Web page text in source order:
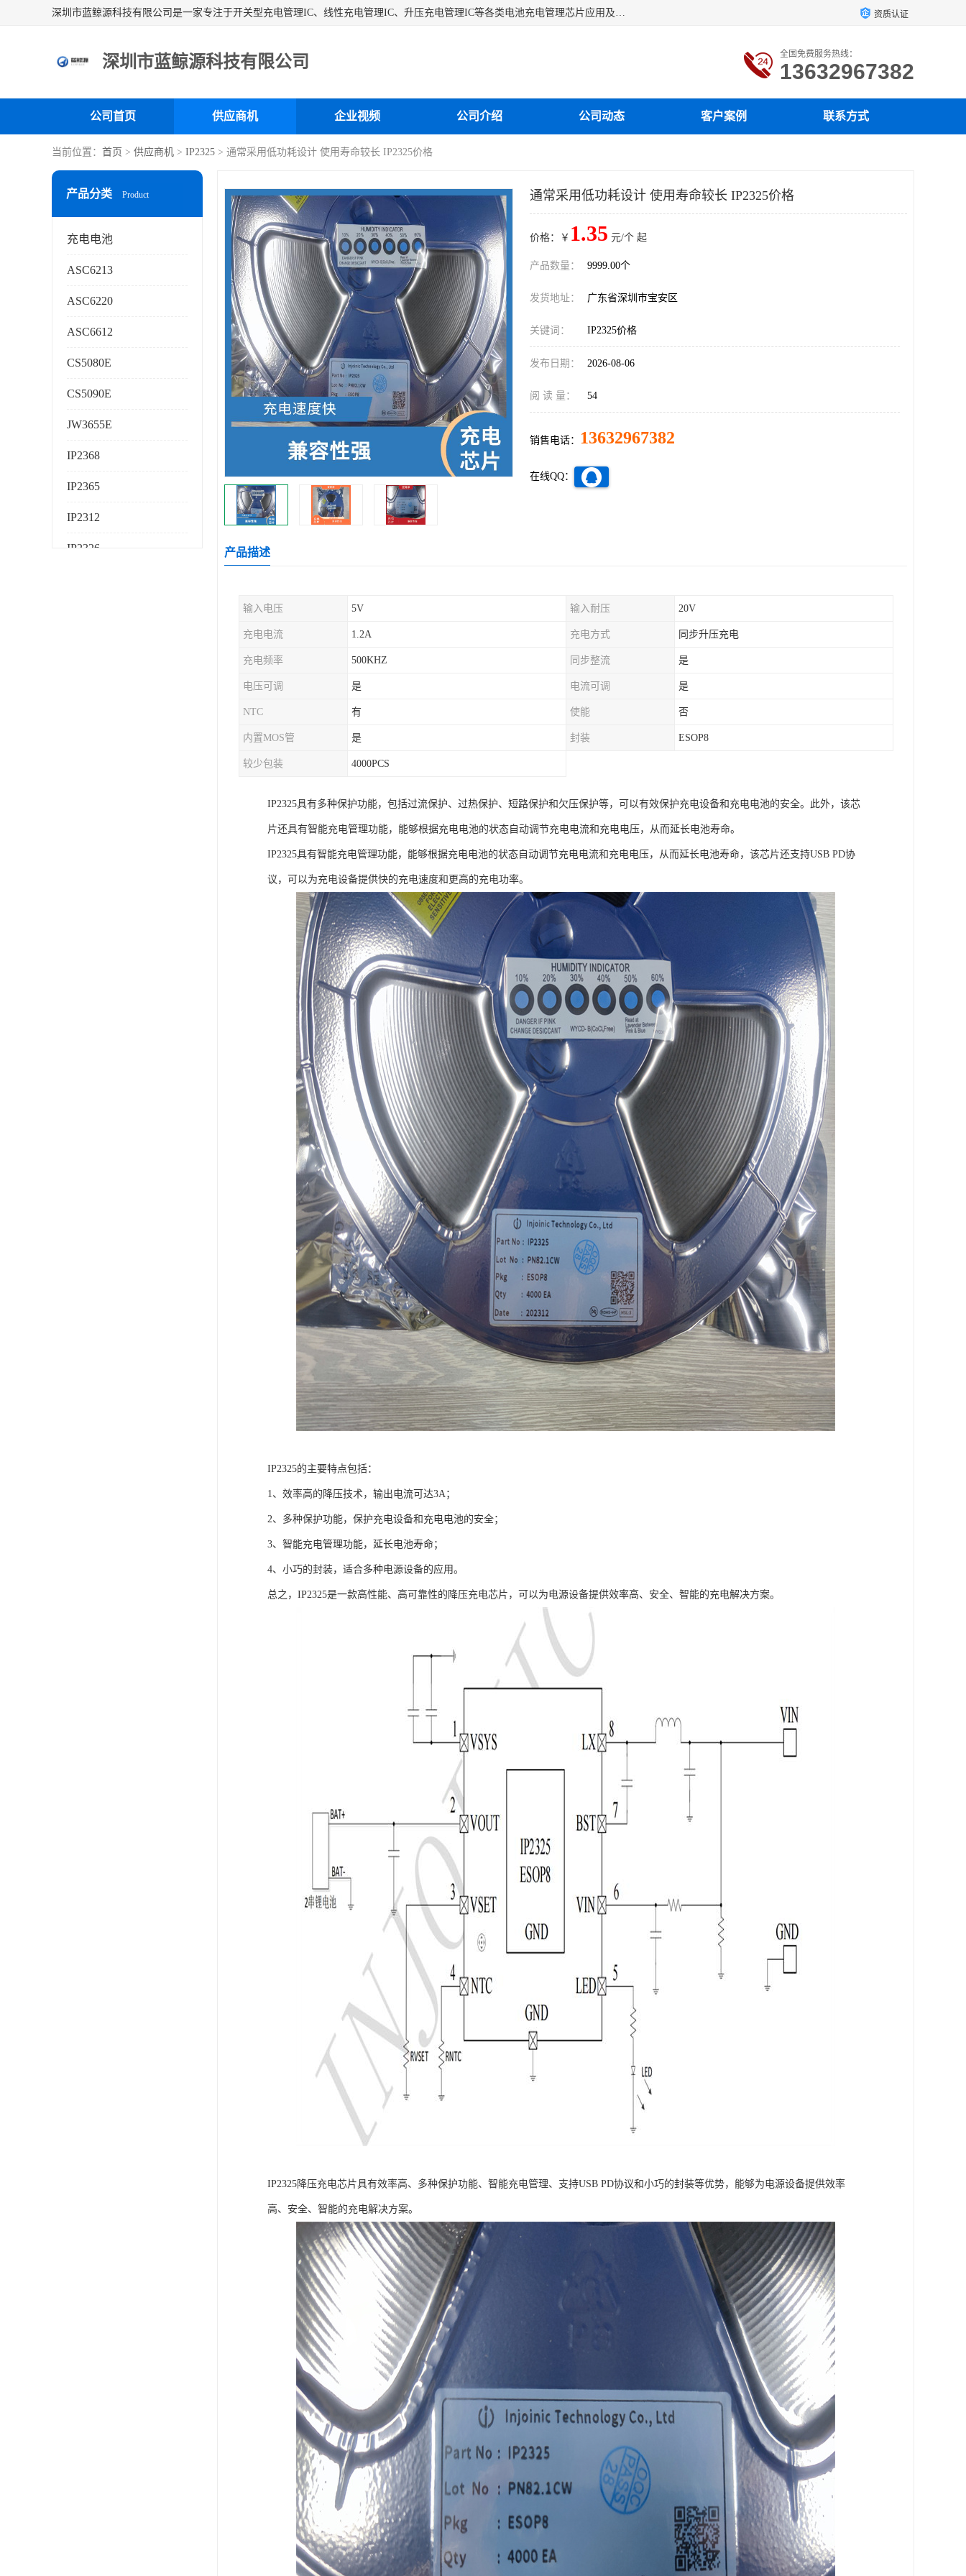
深圳市蓝鲸源科技有限公司是一家专注于开关型充电管理IC、线性充电管理IC、升压充电管理IC等各类电池充电管理芯片应用及芯片销售的企业，多年来公司为众多企业解决充电应用难题，设计缺陷，EMC超量等问题，是一家以充电技术指导为核心的充电芯片销售公司。 资质认证
深圳市蓝鲸源科技有限公司 全国免费服务热线：
13632967382
公司首页 供应商机 企业视频 公司介绍 公司动态 客户案例 联系方式
当前位置： 首页 > 供应商机 > IP2325 > 通常采用低功耗设计 使用寿命较长 IP2325价格
产品分类 Product
充电电池
ASC6213
ASC6220
ASC6612
CS5080E
CS5090E
JW3655E
IP2368
IP2365
IP2312
IP2326
通常采用低功耗设计 使用寿命较长 IP2325价格
价格：￥ 1.35 元/个 起
产品数量： 9999.00个
发货地址： 广东省深圳市宝安区
关键词： IP2325价格
发布日期： 2026-08-06
阅 读 量： 54
销售电话： 13632967382
在线QQ：
产品描述
输入电压 5V 输入耐压 20V
充电电流 1.2A 充电方式 同步升压充电
充电频率 500KHZ 同步整流 是
电压可调 是 电流可调 是
NTC 有 使能 否
内置MOS管 是 封装 ESOP8
较少包装 4000PCS
IP2325具有多种保护功能，包括过流保护、过热保护、短路保护和欠压保护等，可以有效保护充电设备和充电电池的安全。此外，该芯
片还具有智能充电管理功能，能够根据充电电池的状态自动调节充电电流和充电电压，从而延长电池寿命。
IP2325具有智能充电管理功能，能够根据充电电池的状态自动调节充电电流和充电电压，从而延长电池寿命，该芯片还支持USB PD协
议，可以为充电设备提供快的充电速度和更高的充电功率。
IP2325的主要特点包括：
1、效率高的降压技术，输出电流可达3A；
2、多种保护功能，保护充电设备和充电电池的安全；
3、智能充电管理功能，延长电池寿命；
4、小巧的封装，适合多种电源设备的应用。
总之，IP2325是一款高性能、高可靠性的降压充电芯片，可以为电源设备提供效率高、安全、智能的充电解决方案。
IP2325降压充电芯片具有效率高、多种保护功能、智能充电管理、支持USB PD协议和小巧的封装等优势，能够为电源设备提供效率
高、安全、智能的充电解决方案。